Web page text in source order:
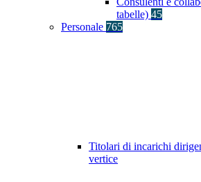
tabelle) 45
Personale 765
Titolari di incarichi
vertice